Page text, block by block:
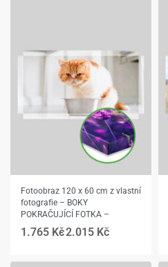
Fotoobraz 120 x 60 cm z vlastní
fotografie – BOKY
POKRAČUJÍCÍ FOTKA –
1.765 Kč2.015 Kč